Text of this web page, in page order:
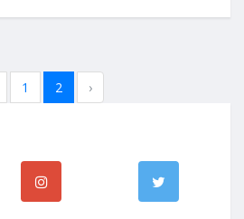
1 2 ›